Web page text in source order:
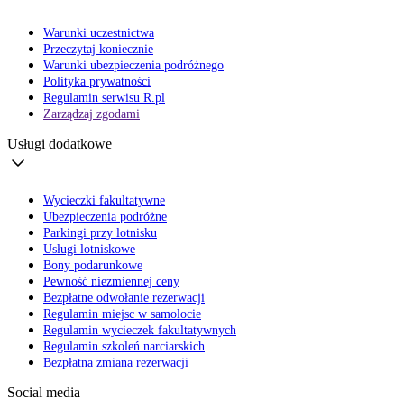
Warunki uczestnictwa
Przeczytaj koniecznie
Warunki ubezpieczenia podróżnego
Polityka prywatności
Regulamin serwisu R.pl
Zarządzaj zgodami
Usługi dodatkowe
Wycieczki fakultatywne
Ubezpieczenia podróżne
Parkingi przy lotnisku
Usługi lotniskowe
Bony podarunkowe
Pewność niezmiennej ceny
Bezpłatne odwołanie rezerwacji
Regulamin miejsc w samolocie
Regulamin wycieczek fakultatywnych
Regulamin szkoleń narciarskich
Bezpłatna zmiana rezerwacji
Social media